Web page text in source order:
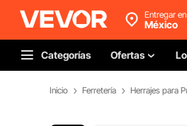
Entregar en
México
Categorías Ofertas
Inicio Ferretería Herrajes para